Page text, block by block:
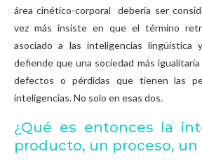
área cinético-corporal debería ser
vez más insiste en que el término
asociado a las inteligencias lingüística
defiende que una sociedad más
defectos o pérdidas que tienen las
inteligencias. No solo en esas dos.
¿Qué es entonces la
producto, un proceso,